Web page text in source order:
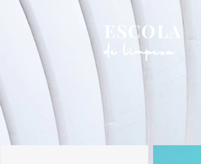
ESCOLA
de limpeza